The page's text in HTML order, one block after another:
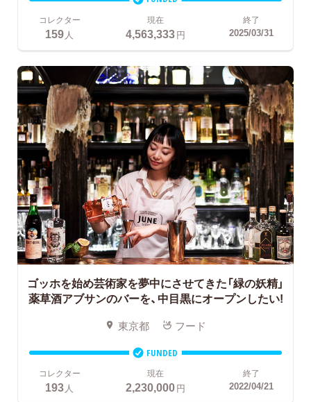
コレクター
159 人
現在
4,563,333円
終了
2025/03/31
ゴッホを始め芸術家を夢中にさせてきた「緑の妖精」
薬草酒アブサンのバーを、中目黒にオープンしたい!
東京都 フード
FUNDED
コレクター
193人
現在
2,230,000円
終了
2022/04/21